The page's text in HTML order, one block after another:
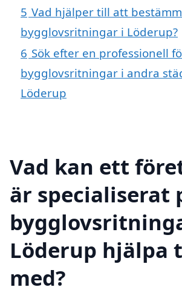
5 Vad hjälper till att
bygglovsritningar i Löderup?
6 Sök efter en professionell
bygglovsritningar i andra
Löderup
Vad kan ett
är specialiserat
Löderup hjälpa
med?